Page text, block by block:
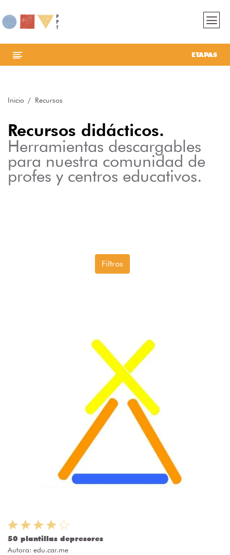
ETAPAS
Inicio Recursos
Recursos didácticos.
Herramientas descargables
para nuestra comunidad de
profes y centros educativos.
Filtros
50 plantillas depresores
Autora: edu.car.me